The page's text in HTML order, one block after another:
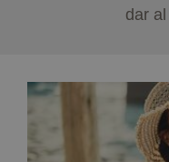
dar